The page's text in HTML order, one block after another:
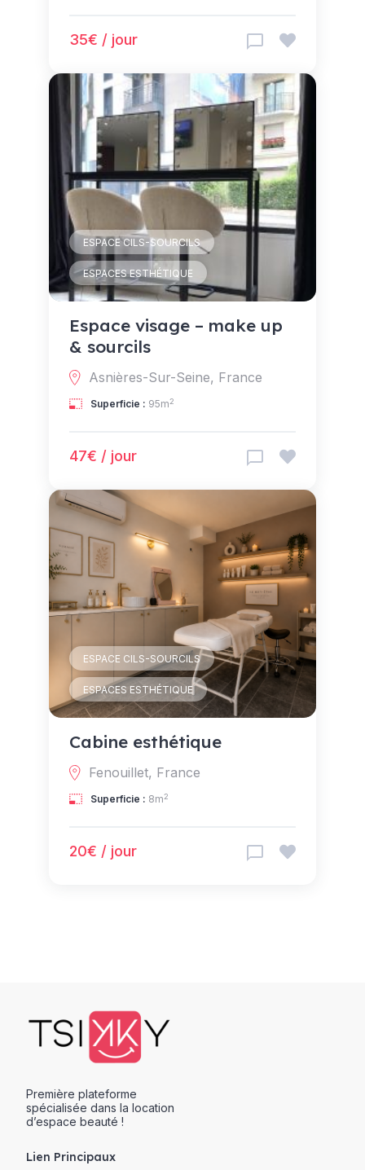
35€ / jour
ESPACE CILS-SOURCILS
ESPACES ESTHÉTIQUE
Espace visage – make up
& sourcils
Asnières-Sur-Seine, France
Superficie : 95m2
47€ / jour
ESPACE CILS-SOURCILS
ESPACES ESTHÉTIQUE
Cabine esthétique
Fenouillet, France
Superficie : 8m2
20€ / jour
Première plateforme
spécialisée dans la location
d’espace beauté !
Lien Principaux